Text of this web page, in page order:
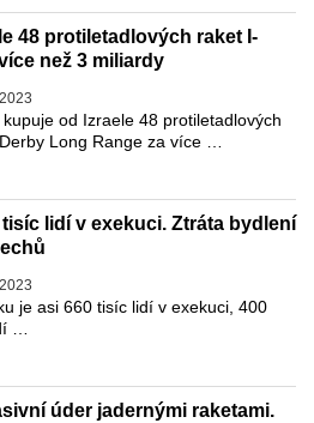
48 protiletadlových raket I-
než 3 miliardy
od Izraele 48 protiletadlových
Long Range za více …
lidí v exekuci. Ztráta bydlení
je asi 660 tisíc lidí v exekuci, 400
…
úder jadernými raketami.